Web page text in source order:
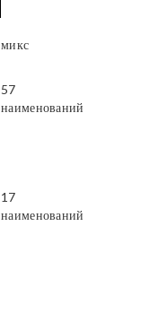
микс
57
наименований
17
наименований